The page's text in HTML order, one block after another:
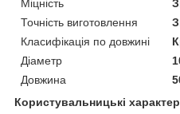
Міцність
Точність виготовлення
Класифікація по довжині
Діаметр
Довжина
Користувальницькі